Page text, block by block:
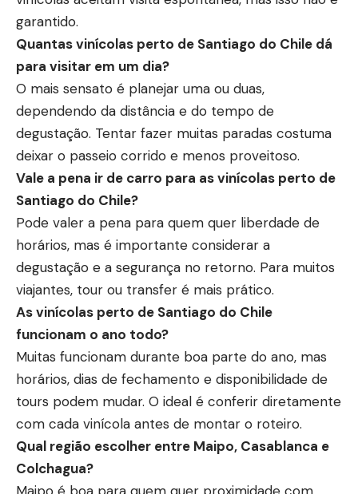
garantido.
Quantas vinícolas perto de Santiago do Chile dá
para visitar em um dia?
O mais sensato é planejar uma ou duas,
dependendo da distância e do tempo de
degustação. Tentar fazer muitas paradas costuma
deixar o passeio corrido e menos proveitoso.
Vale a pena ir de carro para as vinícolas perto de
Santiago do Chile?
Pode valer a pena para quem quer liberdade de
horários, mas é importante considerar a
degustação e a segurança no retorno. Para muitos
viajantes, tour ou transfer é mais prático.
As vinícolas perto de Santiago do Chile
funcionam o ano todo?
Muitas funcionam durante boa parte do ano, mas
horários, dias de fechamento e disponibilidade de
tours podem mudar. O ideal é conferir diretamente
com cada vinícola antes de montar o roteiro.
Qual região escolher entre Maipo, Casablanca e
Colchagua?